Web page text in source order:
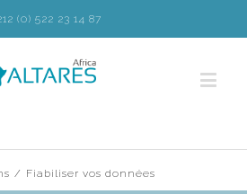
(0) 522 23 14 87
/ Fiabiliser vos données